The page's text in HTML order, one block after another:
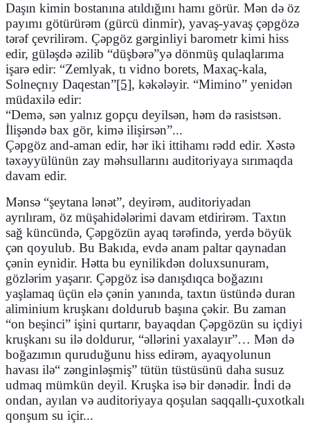
Daşın kimin bostanına atıldığını hamı görür. Mən də öz
payımı götürürəm (gürcü dinmir), yavaş-yavaş çəpgözə
tərəf çevrilirəm. Çəpgöz gərginliyi barometr kimi hiss
edir, güləşdə əzilib “düşbərə”yə dönmüş qulaqlarıma
işarə edir: “Zemlyak, tı vidno borets, Maxaç-kala,
Solneçnıy Daqestan”[5], kəkələyir. “Mimino” yenidən
müdaxilə edir:
“Demə, sən yalnız gopçu deyilsən, həm də rasistsən.
İlişəndə bax gör, kimə ilişirsən”...
Çəpgöz and-aman edir, hər iki ittihamı rədd edir. Xəstə
təxəyyülünün zay məhsullarını auditoriyaya sırımaqda
davam edir.
Mənsə “şeytana lənət”, deyirəm, auditoriyadan
ayrılıram, öz müşahidələrimi davam etdirirəm. Taxtın
sağ küncündə, Çəpgözün ayaq tərəfində, yerdə böyük
çən qoyulub. Bu Bakıda, evdə anam paltar qaynadan
çənin eynidir. Hətta bu eynilikdən doluxsunuram,
gözlərim yaşarır. Çəpgöz isə danışdıqca boğazını
yaşlamaq üçün elə çənin yanında, taxtın üstündə duran
aliminium kruşkanı doldurub başına çəkir. Bu zaman
“on beşinci” işini qurtarır, bayaqdan Çəpgözün su içdiyi
kruşkanı su ilə doldurur, “əllərini yaxalayır”… Mən də
boğazımın quruduğunu hiss edirəm, ayaqyolunun
havası ilə“ zənginləşmiş” tütün tüstüsünü daha susuz
udmaq mümkün deyil. Kruşka isə bir dənədir. İndi də
ondan, ayılan və auditoriyaya qoşulan saqqallı-çuxotkalı
qonşum su içir...